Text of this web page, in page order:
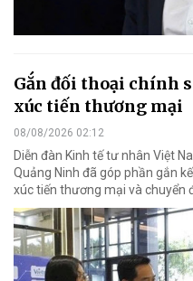
Gắn đối thoại chính
xúc tiến thương mại
08/08/2026 02:12
Diễn đàn Kinh tế tư nhân Việt
Quảng Ninh đã góp phần gắn
xúc tiến thương mại và chuyển